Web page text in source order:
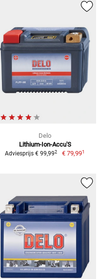
Delo
Lithium-Ion-Accu'S
Adviesprijs € 99,992 € 79,991